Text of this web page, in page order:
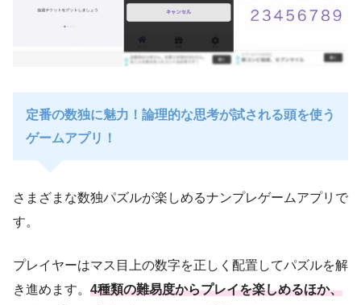
定番の数独に魅力！論理的な思考が試される頭を使う
ゲームアプリ！
さまざまな数独パズルが楽しめるナンプレゲームアプリで
す。
プレイヤーはマス目上の数字を正しく配置してパズルを解
き進めます。 4種類の難易度からプレイを楽しめるほか、